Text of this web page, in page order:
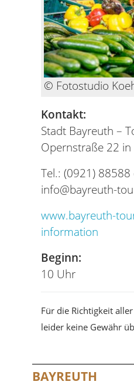
© Fotostudio
Kontakt:
Stadt Bayreuth –
Opernstraße 22
Tel.: (0921) 88588
info@bayreuth-
www.bayreuth-
information
Beginn:
10 Uhr
Für die Richtigkeit
leider keine Gewähr
BAYREUTH